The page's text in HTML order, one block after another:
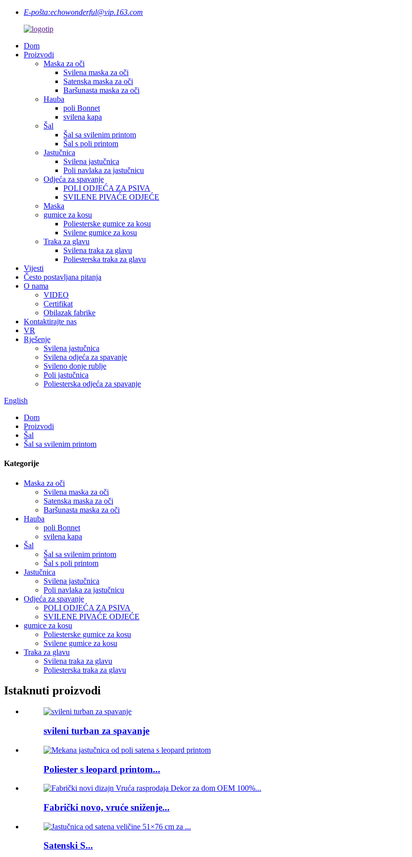
E-pošta:echowonderful@vip.163.com
Dom
Proizvodi
Maska za oči
Svilena maska ​​za oči
Satenska maska ​​za oči
Baršunasta maska ​​za oči
Hauba
poli Bonnet
svilena kapa
Šal
Šal sa svilenim printom
Šal s poli printom
Jastučnica
Svilena jastučnica
Poli navlaka za jastučnicu
Odjeća za spavanje
POLI ODJEĆA ZA PSIVA
SVILENE PIVAĆE ODJEĆE
Maska
gumice za kosu
Poliesterske gumice za kosu
Svilene gumice za kosu
Traka za glavu
Svilena traka za glavu
Poliesterska traka za glavu
Vijesti
Često postavljana pitanja
O nama
VIDEO
Certifikat
Obilazak fabrike
Kontaktirajte nas
VR
Rješenje
Svilena jastučnica
Svilena odjeća za spavanje
Svileno donje rublje
Poli jastučnica
Poliesterska odjeća za spavanje
English
Dom
Proizvodi
Šal
Šal sa svilenim printom
Kategorije
Maska za oči
Svilena maska ​​za oči
Satenska maska ​​za oči
Baršunasta maska ​​za oči
Hauba
poli Bonnet
svilena kapa
Šal
Šal sa svilenim printom
Šal s poli printom
Jastučnica
Svilena jastučnica
Poli navlaka za jastučnicu
Odjeća za spavanje
POLI ODJEĆA ZA PSIVA
SVILENE PIVAĆE ODJEĆE
gumice za kosu
Poliesterske gumice za kosu
Svilene gumice za kosu
Traka za glavu
Svilena traka za glavu
Poliesterska traka za glavu
Istaknuti proizvodi
svileni turban za spavanje
Poliester s leopard printom...
Fabrički novo, vruće sniženje...
Satenski S...